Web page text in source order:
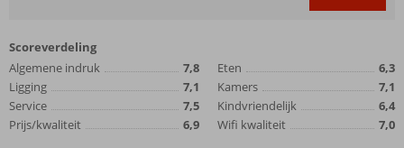
Scoreverdeling
Algemene indruk
7,8
Ligging
7,1
Service
7,5
Prijs/kwaliteit
6,9
Eten
6,3
Kamers
7,1
Kindvriendelijk
6,4
Wifi kwaliteit
7,0